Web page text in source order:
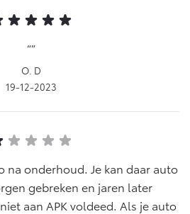
O. D
19-12-2023
na onderhoud. Je kan daar auto
gebreken en jaren later
aan APK voldeed. Als je auto